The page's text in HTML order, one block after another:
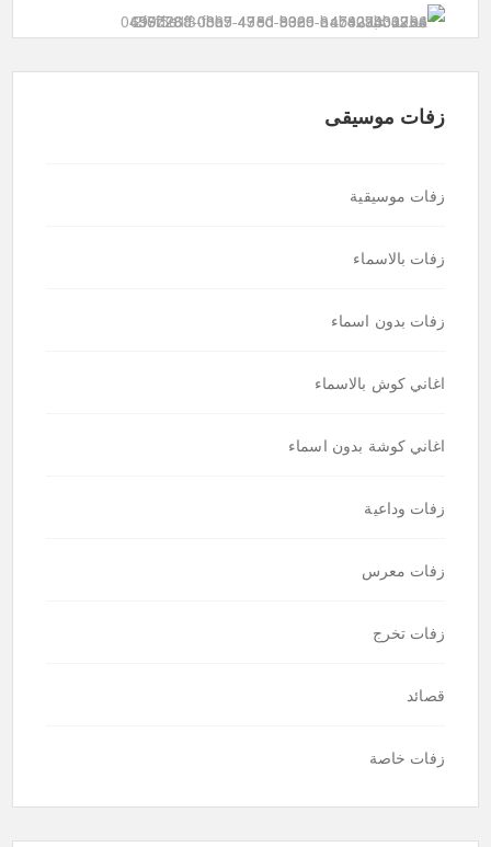
زفات موسيقى
زفات موسيقية
زفات بالاسماء
زفات بدون اسماء
اغاني كوش بالاسماء
اغاني كوشة بدون اسماء
زفات وداعية
زفات معرس
زفات تخرج
قصائد
زفات خاصة